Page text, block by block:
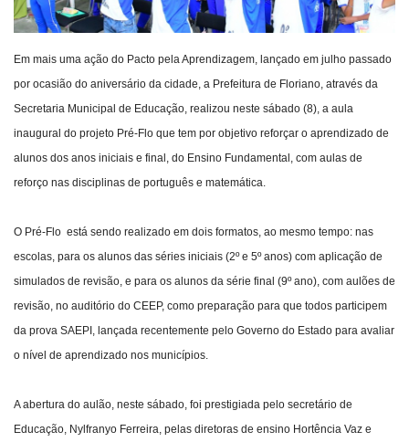
Em mais uma ação do Pacto pela Aprendizagem, lançado em julho passado
por ocasião do aniversário da cidade, a Prefeitura de Floriano, através da
Secretaria Municipal de Educação, realizou neste sábado (8), a aula
inaugural do projeto Pré-Flo que tem por objetivo reforçar o aprendizado de
alunos dos anos iniciais e final, do Ensino Fundamental, com aulas de
reforço nas disciplinas de português e matemática.
O Pré-Flo está sendo realizado em dois formatos, ao mesmo tempo: nas
escolas, para os alunos das séries iniciais (2º e 5º anos) com aplicação de
simulados de revisão, e para os alunos da série final (9º ano), com aulões de
revisão, no auditório do CEEP, como preparação para que todos participem
da prova SAEPI, lançada recentemente pelo Governo do Estado para avaliar
o nível de aprendizado nos municípios.
A abertura do aulão, neste sábado, foi prestigiada pelo secretário de
Educação, Nylfranyo Ferreira, pelas diretoras de ensino Hortência Vaz e